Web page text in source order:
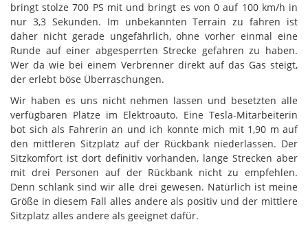
bringt stolze 700 PS mit und bringt es von 0 auf 100 km/h in
nur 3,3 Sekunden. Im unbekannten Terrain zu fahren ist
daher nicht gerade ungefährlich, ohne vorher einmal eine
Runde auf einer abgesperrten Strecke gefahren zu haben.
Wer da wie bei einem Verbrenner direkt auf das Gas steigt,
der erlebt böse Überraschungen.
Wir haben es uns nicht nehmen lassen und besetzten alle
verfügbaren Plätze im Elektroauto. Eine Tesla-Mitarbeiterin
bot sich als Fahrerin an und ich konnte mich mit 1,90 m auf
den mittleren Sitzplatz auf der Rückbank niederlassen. Der
Sitzkomfort ist dort definitiv vorhanden, lange Strecken aber
mit drei Personen auf der Rückbank nicht zu empfehlen.
Denn schlank sind wir alle drei gewesen. Natürlich ist meine
Größe in diesem Fall alles andere als positiv und der mittlere
Sitzplatz alles andere als geeignet dafür.